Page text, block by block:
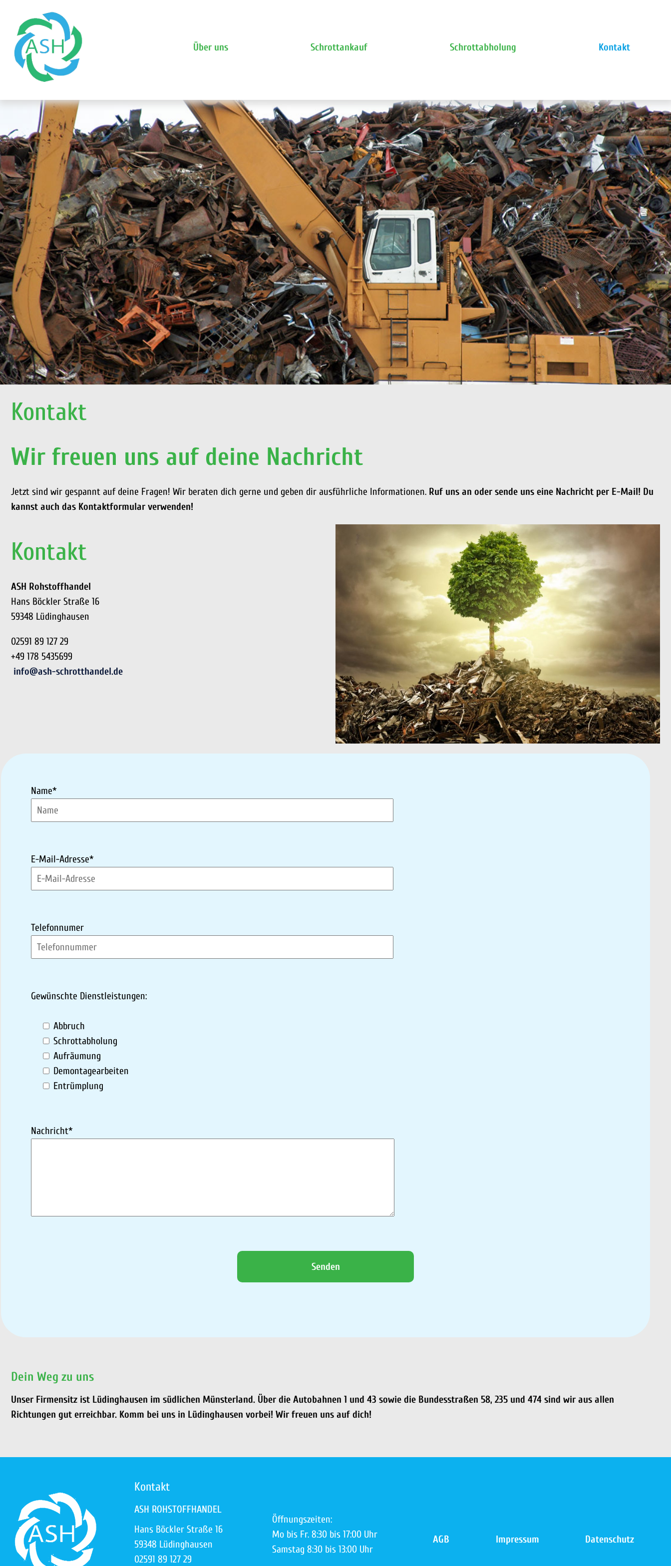
Über uns Schrottankauf Schrottabholung Kontakt
Kontakt
Wir freuen uns auf deine Nachricht
Jetzt sind wir gespannt auf deine Fragen! Wir beraten dich gerne und geben dir ausführliche Informationen. Ruf uns an oder sende uns eine Nachricht per E-Mail! Du
kannst auch das Kontaktformular verwenden!
Kontakt
ASH Rohstoffhandel
Hans Böckler Straße 16
59348 Lüdinghausen
02591 89 127 29
+49 178 5435699
info@ash-schrotthandel.de
Name*
E-Mail-Adresse*
Telefonnumer
Gewünschte Dienstleistungen:
Abbruch
Schrottabholung
Aufräumung
Demontagearbeiten
Entrümplung
Nachricht*
Dein Weg zu uns
Unser Firmensitz ist Lüdinghausen im südlichen Münsterland. Über die Autobahnen 1 und 43 sowie die Bundesstraßen 58, 235 und 474 sind wir aus allen
Richtungen gut erreichbar. Komm bei uns in Lüdinghausen vorbei! Wir freuen uns auf dich!
Kontakt
ASH ROHSTOFFHANDEL
Hans Böckler Straße 16
59348 Lüdinghausen
02591 89 127 29
Öffnungszeiten:
Mo bis Fr. 8:30 bis 17:00 Uhr
Samstag 8:30 bis 13:00 Uhr
AGB Impressum Datenschutz